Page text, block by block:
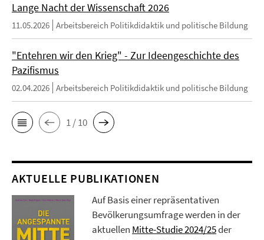
Lange Nacht der Wissenschaft 2026
11.05.2026 Arbeitsbereich Politikdidaktik und politische Bildung
"Entehren wir den Krieg" - Zur Ideengeschichte des
Pazifismus
02.04.2026 Arbeitsbereich Politikdidaktik und politische Bildung
1 / 10
AKTUELLE PUBLIKATIONEN
Auf Basis einer repräsentativen
Bevölkerungsumfrage werden in der
aktuellen Mitte-Studie 2024/25der